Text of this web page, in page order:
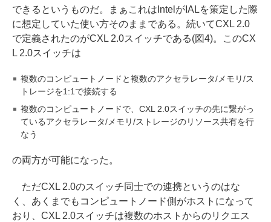
できるというものだ。まぁこれはIntelがIALを策定した際
に想定していた使い方そのままである。続いてCXL 2.0
で定義されたのがCXL 2.0スイッチである(図4)。このCX
L 2.0スイッチは
複数のコンピュートノードと複数のアクセラレータ/メモリ/ス
トレージを1:1で接続する
複数のコンピュートノードで、CXL 2.0スイッチの先に繋がっ
ているアクセラレータ/メモリ/ストレージのリソース共有を行
なう
の両方が可能になった。
ただCXL 2.0のスイッチ同士での連携というのはな
く、あくまでもコンピュートノード側がホストになって
おり、CXL 2.0スイッチは複数のホストからのリクエス